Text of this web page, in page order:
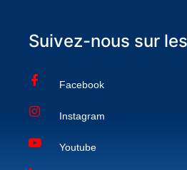
Suivez-nous sur
Facebook
Instagram
Youtube